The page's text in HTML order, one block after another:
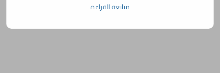
متابعة القراءة